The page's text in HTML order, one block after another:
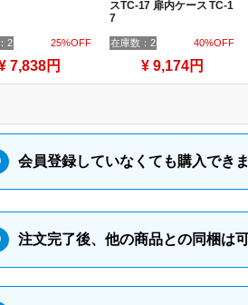
2 25%OFF
7,838円
スTC-17 扉内ケース TC-1
7
在庫数：2 40%OFF
¥ 9,174円
会員登録していなくても購入でき
注文完了後、他の商品との同梱は